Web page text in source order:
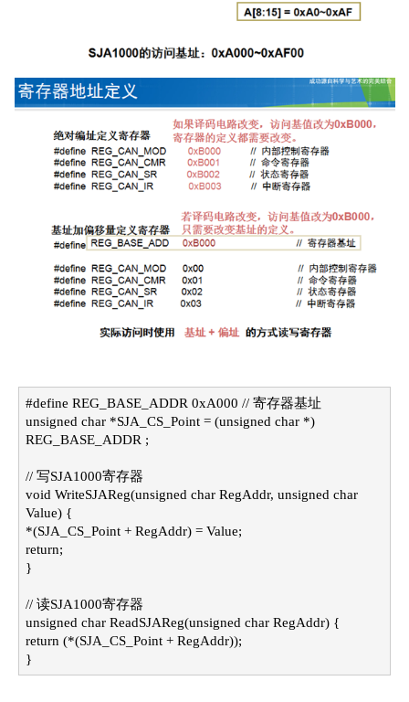
#define REG_BASE_ADDR 0xA000 // 寄存器基址
unsigned char *SJA_CS_Point = (unsigned char *)
REG_BASE_ADDR ;
// 写SJA1000寄存器
void WriteSJAReg(unsigned char RegAddr, unsigned char
Value) {
*(SJA_CS_Point + RegAddr) = Value;
return;
}
// 读SJA1000寄存器
unsigned char ReadSJAReg(unsigned char RegAddr) {
return (*(SJA_CS_Point + RegAddr));
}